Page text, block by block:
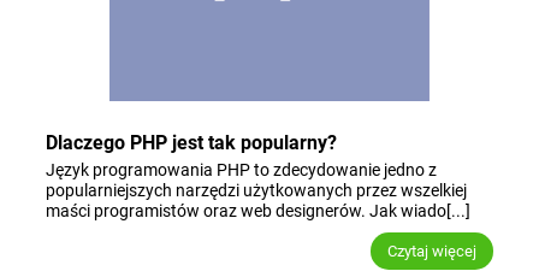
Dlaczego PHP jest tak popularny?
Język programowania PHP to zdecydowanie jedno z
popularniejszych narzędzi użytkowanych przez wszelkiej
maści programistów oraz web designerów. Jak wiado[...]
Czytaj więcej